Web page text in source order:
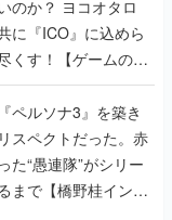
のか？ ヨコオタロ
に『ICO』に込めら
くす！【ゲームの企
ペルソナ3』を築き
スペクトだった。赤
た“愚連隊”がシリー
まで【橋野桂インタ